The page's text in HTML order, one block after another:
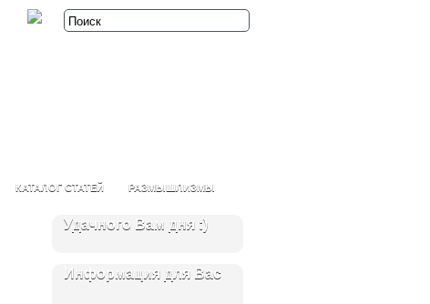
КАТАЛОГ СТАТЕЙ РАЗМЫШЛИЗМЫ
Удачного Вам дня :)
Информация для Вас